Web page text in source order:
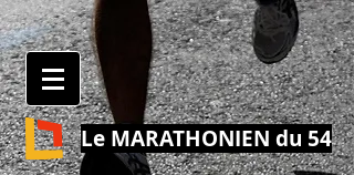
Le MARATHONIEN du 54